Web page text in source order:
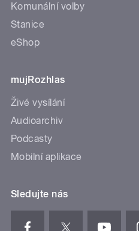
Komunální volby
Stanice
eShop
mujRozhlas
Živé vysílání
Audioarchiv
Podcasty
Mobilní aplikace
Sledujte nás